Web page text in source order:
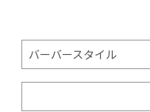
バーバースタイル